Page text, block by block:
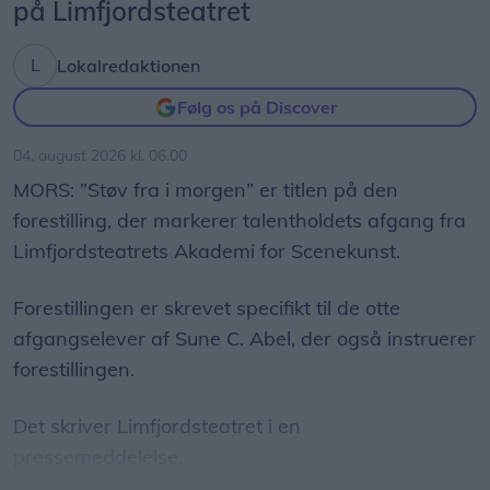
hotelchef.
- Alle er velkomne. Vi har åbent døgnet rundt, der
er gode parkeringsforhold og nem adgang til
lokalsamfundet og skabe værdi for både
mennesker og området, siger han.
Bag hæveautomaten står kontantvirksomheden
Nokas, som har ansvaret for drift og service.
- Vi ved, at kontanter fortsat spiller en vigtig rolle
på Limfjordsteatret
Lokalredaktionen
Følg os på Discover
04. august 2026 kl. 06.00
MORS: ”Støv fra i morgen” er titlen på den
forestilling, der markerer talentholdets afgang fra
Limfjordsteatrets Akademi for Scenekunst.
Forestillingen er skrevet specifikt til de otte
afgangselever af Sune C. Abel, der også instruerer
forestillingen.
Det skriver Limfjordsteatret i en